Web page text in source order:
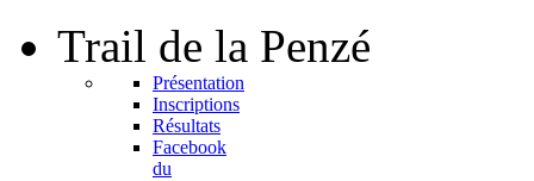
Trail de la Penzé
Présentation
Inscriptions
Résultats
Facebook
du